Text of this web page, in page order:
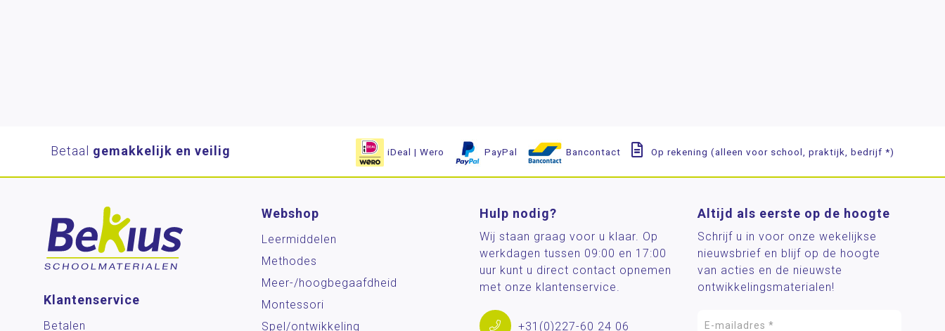
Betaal gemakkelijk en veilig iDeal | Wero PayPal Bancontact Op rekening (alleen voor school, praktijk, bedrijf *)
Klantenservice
Betalen
Webshop
Leermiddelen
Methodes
Meer-/hoog­begaafdheid
Montessori
Spel/ontwikkeling
Hulp nodig?
Wij staan graag voor u klaar. Op
werkdagen tussen 09:00 en 17:00
uur kunt u direct contact opnemen
met onze klantenservice.
+31(0)227-60 24 06
Altijd als eerste op de hoogte
Schrijf u in voor onze wekelijkse
nieuwsbrief en blijf op de hoogte
van acties en de nieuwste
ontwikkelingsmaterialen!